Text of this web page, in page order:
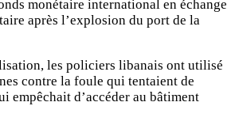
monétaire international en échange
après l’explosion du port de la
les policiers libanais ont utilisé
contre la foule qui tentaient de
empêchait d’accéder au bâtiment